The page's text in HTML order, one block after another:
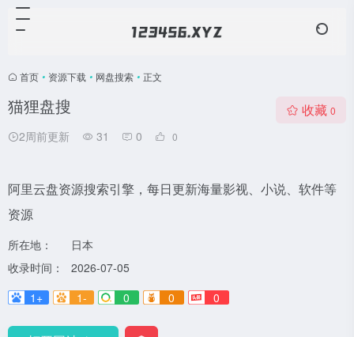
首页 • 资源下载 • 网盘搜索 • 正文
猫狸盘搜
2周前更新 31 0 0
收藏 0
阿里云盘资源搜索引擎，每日更新海量影视、小说、软件等
资源
所在地：
日本
收录时间：
2026-07-05
1+
1- 0 0 0